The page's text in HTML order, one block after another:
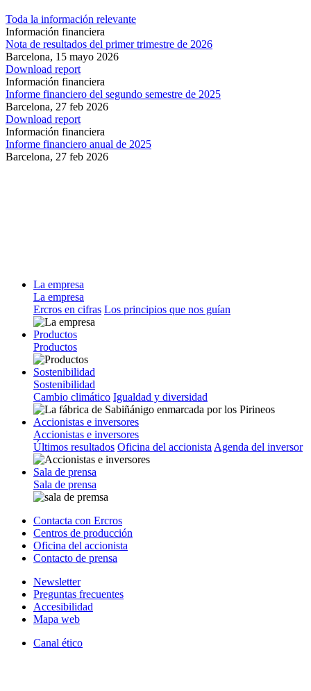
Toda la información relevante
Información financiera
Nota de resultados del primer trimestre de 2026
Barcelona, 15 mayo 2026
Download report
Información financiera
Informe financiero del segundo semestre de 2025
Barcelona, 27 feb 2026
Download report
Información financiera
Informe financiero anual de 2025
Barcelona, 27 feb 2026
La empresa
La empresa
Ercros en cifras Los principios que nos guían
Productos
Productos
Sostenibilidad
Sostenibilidad
Cambio climático Igualdad y diversidad
Accionistas e inversores
Accionistas e inversores
Últimos resultados Oficina del accionistaAgenda del inversor
Sala de prensa
Sala de prensa
Contacta con Ercros
Centros de producción
Oficina del accionista
Contacto de prensa
Newsletter
Preguntas frecuentes
Accesibilidad
Mapa web
Canal ético